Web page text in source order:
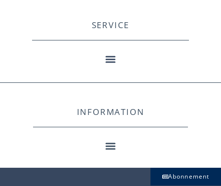
SERVICE
INFORMATION
Abonnement